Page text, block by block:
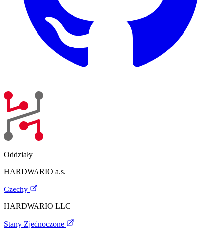
Oddziały
HARDWARIO a.s.
Czechy
HARDWARIO LLC
Stany Zjednoczone